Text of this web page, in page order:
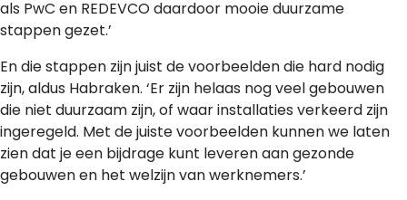
als PwC en REDEVCO daardoor mooie duurzame
stappen gezet.’
En die stappen zijn juist de voorbeelden die hard nodig
zijn, aldus Habraken. ‘Er zijn helaas nog veel gebouwen
die niet duurzaam zijn, of waar installaties verkeerd zijn
ingeregeld. Met de juiste voorbeelden kunnen we laten
zien dat je een bijdrage kunt leveren aan gezonde
gebouwen en het welzijn van werknemers.’